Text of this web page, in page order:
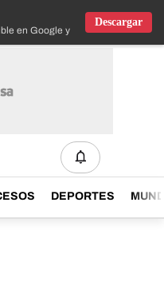
en Google y IOS
Descargar
DEPORTES